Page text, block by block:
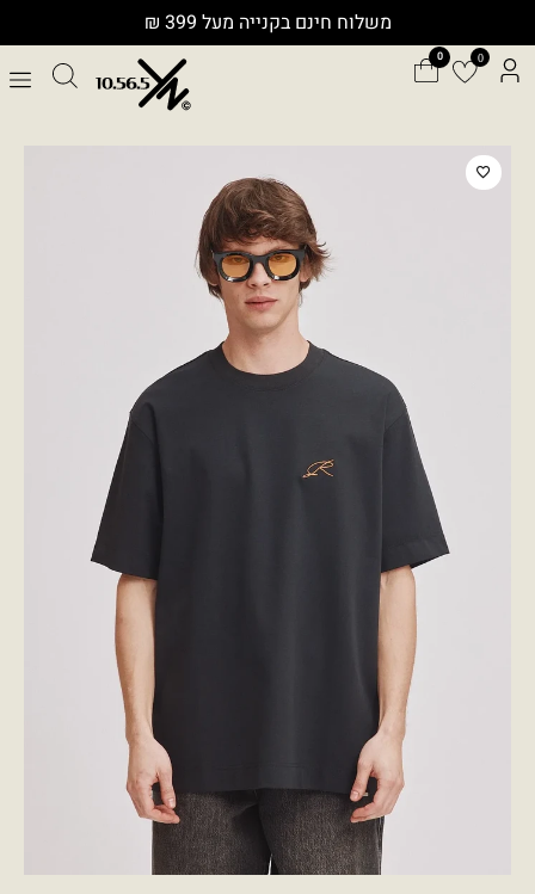
משלוח חינם בקנייה מעל 399 ₪
0
כמות
של